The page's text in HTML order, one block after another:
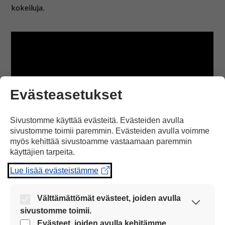
kokeiluja.
Mailander haluaa tuoda asiakkaiden elämään mieleisiä
Rohkaisin innostaa häntä kokeilemaan tuttua tekemistä
uudella ja erilaisella tavalla ja havainnoimaan, mistä
olemuskielinen ihminen tykkää. Kokeiluissa vain luovuus on
Evästeasetukset
Sivustomme käyttää evästeitä. Evästeiden avulla
sivustomme toimii paremmin. Evästeiden avulla voimme
myös kehittää sivustoamme vastaamaan paremmin
käyttäjien tarpeita.
Lue lisää evästeistämme
Välttämättömät evästeet, joiden avulla
sivustomme toimii.
Nämä evästeet ovat aina käytössä, jotta
Evästeet, joiden avulla kehitämme